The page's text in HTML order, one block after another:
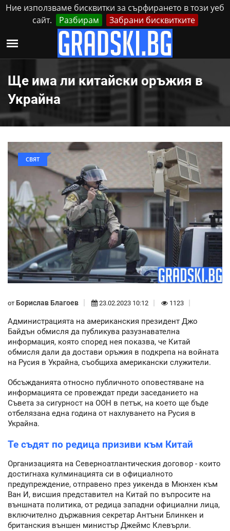
Ние използваме бисквитки за сърфирането в този уеб
сайт.
Разбирам Забрани бисквитките
Петък, 7 Август, 2026 Реклама Контакти
Ще има ли китайски оръжия в
Украйна
СВЯТ
от Борислав Благоев 23.02.2023 10:12 1123
Администрацията на американския президент Джо
Байдън обмисля да публикува разузнавателна
информация, която според нея показва, че Китай
обмисля дали да достави оръжия в подкрепа на войната
на Русия в Украйна, съобщиха американски служители.
Обсъжданията относно публичното оповестяване на
информацията се провеждат преди заседанието на
Съвета за сигурност на ООН в петък, на което ще бъде
отбелязана една година от нахлуването на Русия в
Украйна.
Те съдят по редица призиви към Китай
Организацията на Северноатлантическия договор - които
достигнаха кулминацията си в официалното
предупреждение, отправено през уикенда в Мюнхен към
Ван И, висшия представител на Китай по въпросите на
външната политика, от редица западни официални лица,
включително държавния секретар Антъни Блинкен и
британския външен министър Джеймс Клевърли.